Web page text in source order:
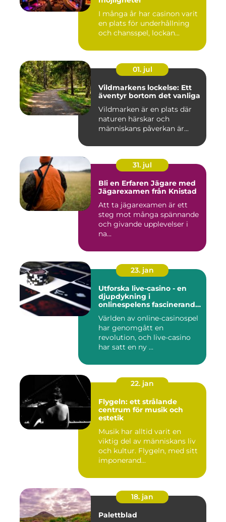
I många år har casinon varit
en plats för underhållning
och chansspel, lockan...
01. jul
Vildmarkens lockelse: Ett
äventyr bortom det vanliga
Vildmarken är en plats där
naturen härskar och
människans påverkan är...
31. jul
Bli en Erfaren Jägare med
Jägarexamen från Knistad
Att ta jägarexamen är ett
steg mot många spännande
och givande upplevelser i
na...
23. jan
Utforska live-casino - en
djupdykning i
onlinespelens fascinerande
Världen av online-casinospel
har genomgått en
revolution, och live-casino
har satt en ny ...
22. jan
Flygeln: ett strålande
centrum för musik och
estetik
Musik har alltid varit en
viktig del av människans liv
och kultur. Flygeln, med sitt
imponerand...
18. jan
Palettblad